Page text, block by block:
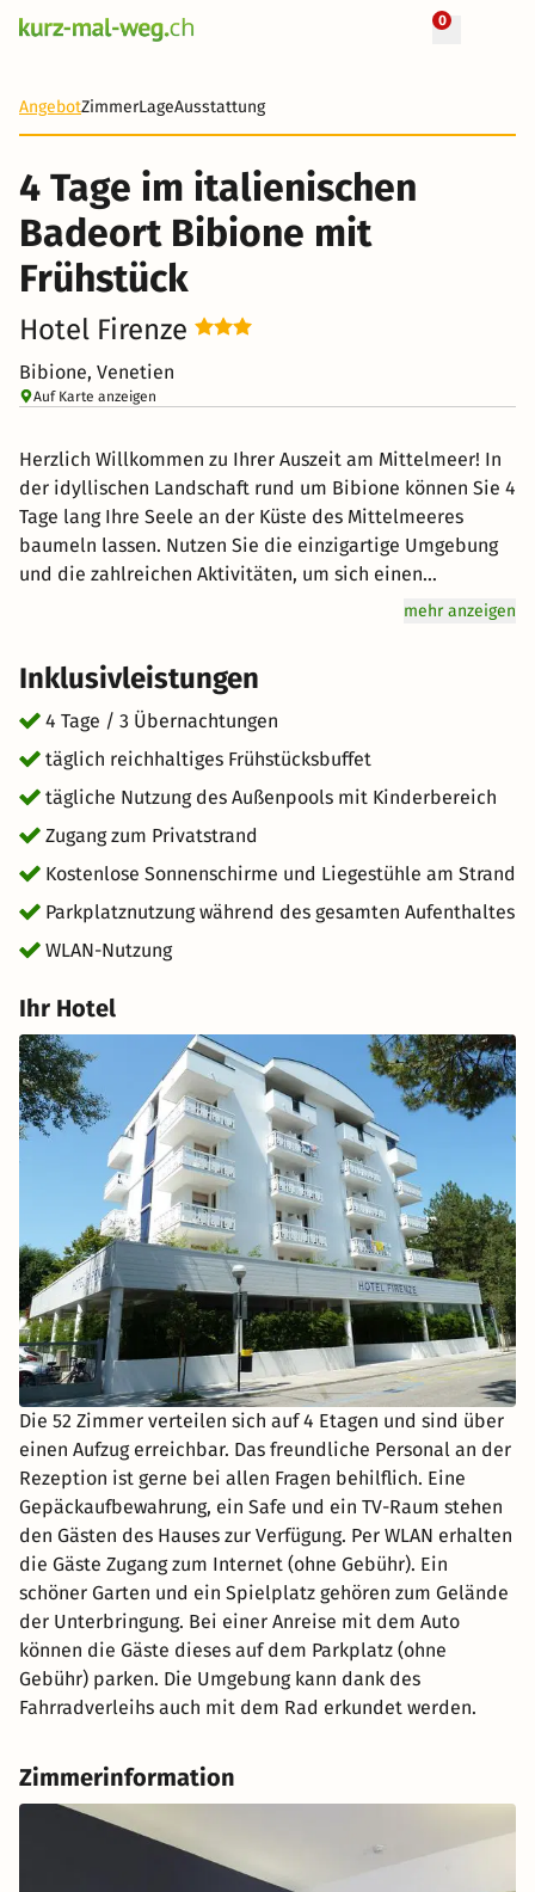
0 + 36 Fotos
AngebotZimmerLageAusstattung
4 Tage im italienischen
Badeort Bibione mit
Frühstück
Hotel Firenze
Bibione, Venetien
Auf Karte anzeigen
Herzlich Willkommen zu Ihrer Auszeit am Mittelmeer! In
der idyllischen Landschaft rund um Bibione können Sie 4
Tage lang Ihre Seele an der Küste des Mittelmeeres
baumeln lassen. Nutzen Sie die einzigartige Umgebung
und die zahlreichen Aktivitäten, um sich einen
unvergesslichen Tag mit Ihrem Partner oder der
Sehenswürdigkeiten oder vergnügen Sie sich am Meer. In
Bibione hat jeder seinen Spaß. Genuss wird hier groß
geschrieben: Starten Sie mit einem reichhaltigen
Frühstücksbuffet für Genießer vital in den Tag. Freuen Sie
sich auf hervorragenden Service und eine entspannte
Atmosphäre für einen einzigartigen Urlaub. kurz-mal-
weg.de wünscht Ihnen einen großartigen Aufenthalt im
schönen Bibione.
mehr anzeigen
Inklusivleistungen
4 Tage / 3 Übernachtungen
täglich reichhaltiges Frühstücksbuffet
tägliche Nutzung des Außenpools mit Kinderbereich
Zugang zum Privatstrand
Kostenlose Sonnenschirme und Liegestühle am Strand
Parkplatznutzung während des gesamten Aufenthaltes
WLAN-Nutzung
Ihr Hotel
Die 52 Zimmer verteilen sich auf 4 Etagen und sind über
einen Aufzug erreichbar. Das freundliche Personal an der
Rezeption ist gerne bei allen Fragen behilflich. Eine
Gepäckaufbewahrung, ein Safe und ein TV-Raum stehen
den Gästen des Hauses zur Verfügung. Per WLAN erhalten
die Gäste Zugang zum Internet (ohne Gebühr). Ein
schöner Garten und ein Spielplatz gehören zum Gelände
der Unterbringung. Bei einer Anreise mit dem Auto
können die Gäste dieses auf dem Parkplatz (ohne
Gebühr) parken. Die Umgebung kann dank des
Fahrradverleihs auch mit dem Rad erkundet werden.
Zimmerinformation